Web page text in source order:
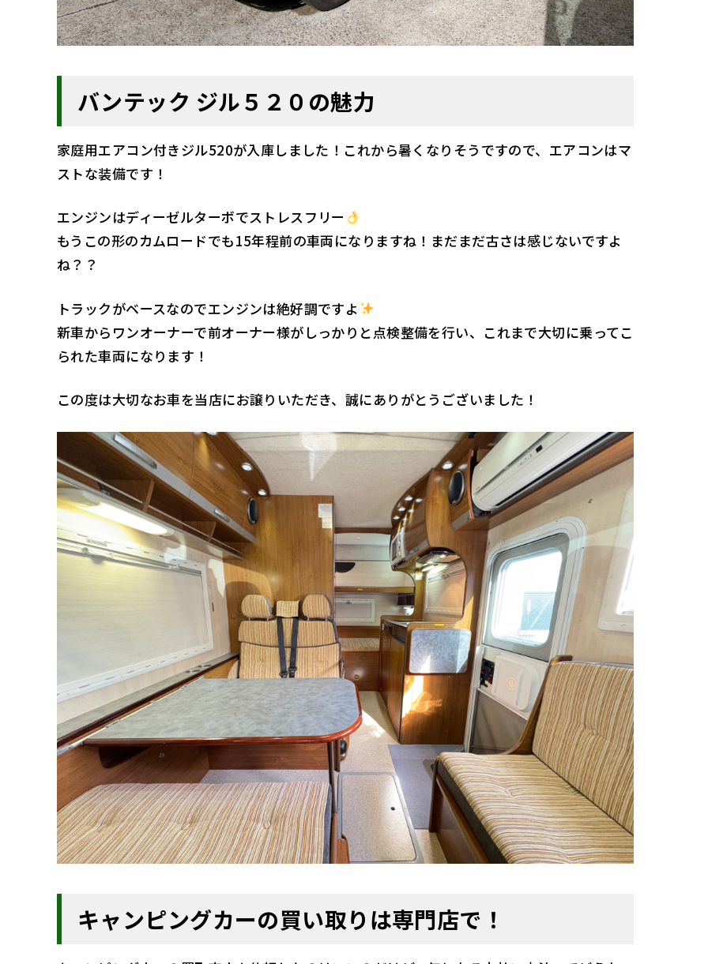
バンテック ジル５２０の魅力
家庭用エアコン付きジル520が入庫しました！これから暑くなりそうですので、エアコンはマ
ストな装備です！
エンジンはディーゼルターボでストレスフリー
もうこの形のカムロードでも15年程前の車両になりますね！まだまだ古さは感じないですよ
ね？？
トラックがベースなのでエンジンは絶好調ですよ
新車からワンオーナーで前オーナー様がしっかりと点検整備を行い、これまで大切に乗ってこ
られた車両になります！
この度は大切なお車を当店にお譲りいただき、誠にありがとうございました！
キャンピングカーの買い取りは専門店で！